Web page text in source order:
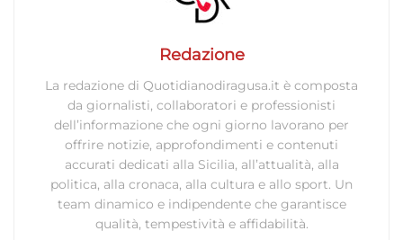
Redazione
La redazione di Quotidianodiragusa.it è composta
da giornalisti, collaboratori e professionisti
dell’informazione che ogni giorno lavorano per
offrire notizie, approfondimenti e contenuti
accurati dedicati alla Sicilia, all’attualità, alla
politica, alla cronaca, alla cultura e allo sport. Un
team dinamico e indipendente che garantisce
qualità, tempestività e affidabilità.